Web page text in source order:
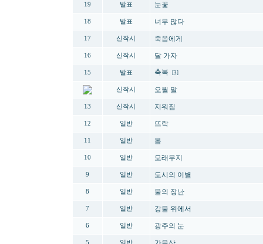
19 발표 눈꽃
18 발표 너무 많다
17 신작시 죽음에게
16 신작시 달 가자
15 발표 축복 [3]
신작시 오월 말
13 신작시 지워짐
12 일반 뜨락
11 일반 봄
10 일반 모래무지
9 일반 도시의 이별
8 일반 물의 장난
7 일반 강물 위에서
6 일반 광주의 눈
5 일반